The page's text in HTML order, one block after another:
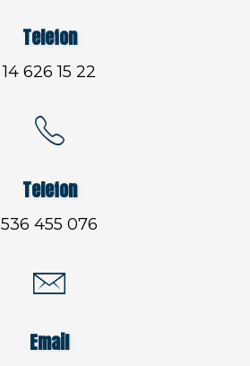
Telefon
14 626 15 22
Telefon
536 455 076
Email